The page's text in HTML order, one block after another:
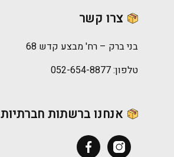
צרו קשר
בני ברק – רח' מבצע קדש 68
טלפון:052-654-8877
אנחנו ברשתות חברתיות
FacebookInstagram